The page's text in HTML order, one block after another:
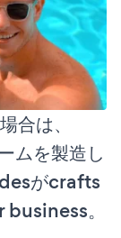
は、
ムを製造し
がcrafts
。